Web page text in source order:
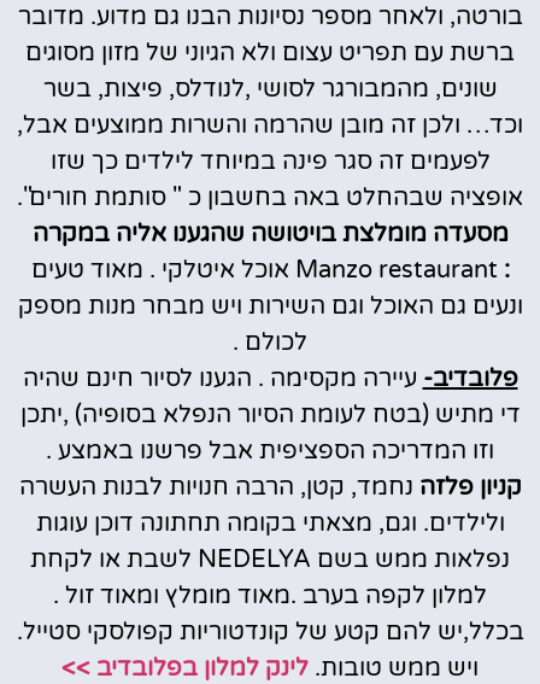
בורטה, ולאחר מספר נסיונות הבנו גם מדוע. מדובר
ברשת עם תפריט עצום ולא הגיוני של מזון מסוגים
שונים, מהמבורגר לסושי ,לנודלס, פיצות, בשר
וכד… ולכן זה מובן שהרמה והשרות ממוצעים אבל,
לפעמים זה סגר פינה במיוחד לילדים כך שזו
אופציה שבהחלט באה בחשבון כ " סותמת חורים".
מסעדה מומלצת בויטושה שהגענו אליה במקרה
:
Manzo restaurant אוכל איטלקי . מאוד טעים
ונעים גם האוכל וגם השירות ויש מבחר מנות מספק
לכולם .
פלובדיב- עיירה מקסימה . הגענו לסיור חינם שהיה
די מתיש (בטח לעומת הסיור הנפלא בסופיה) ,יתכן
וזו המדריכה הספציפית אבל פרשנו באמצע .
קניון פלזה נחמד, קטן, הרבה חנויות לבנות העשרה
ולילדים. וגם, מצאתי בקומה תחתונה דוכן עוגות
נפלאות ממש בשם NEDELYA לשבת או לקחת
למלון לקפה בערב .מאוד מומלץ ומאוד זול .
בכלל,יש להם קטע של קונדטוריות קפולסקי סטייל.
ויש ממש טובות. לינק למלון בפלובדיב >>